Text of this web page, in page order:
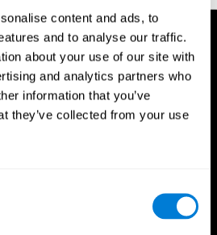
content and ads, to
and to analyse our traffic.
about your use of our site with
and analytics partners who
information that you’ve
they’ve collected from your use